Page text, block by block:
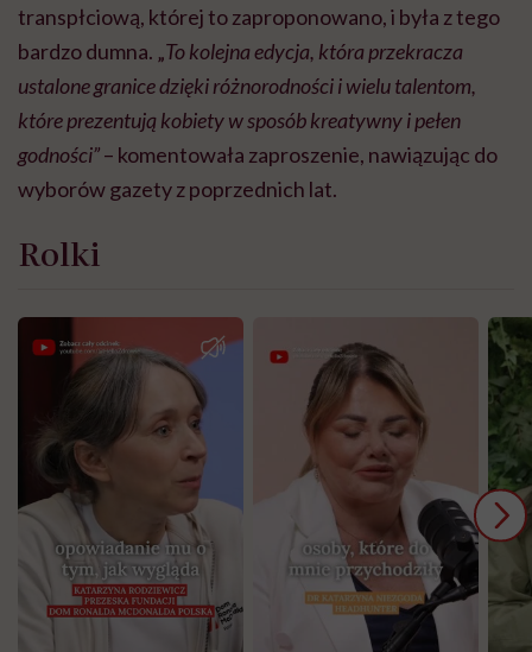
transpłciową, której to zaproponowano, i była z tego
bardzo dumna. „To kolejna edycja, która przekracza
ustalone granice dzięki różnorodności i wielu talentom,
które prezentują kobiety w sposób kreatywny i pełen
godności”– komentowała zaproszenie, nawiązując do
wyborów gazety z poprzednich lat.
Rolki